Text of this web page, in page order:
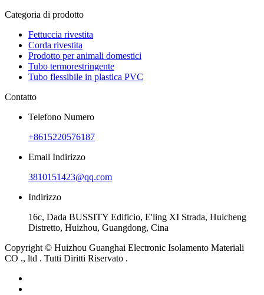
Categoria di prodotto
Fettuccia rivestita
Corda rivestita
Prodotto per animali domestici
Tubo termorestringente
Tubo flessibile in plastica PVC
Contatto
Telefono Numero
+8615220576187
Email Indirizzo
3810151423@qq.com
Indirizzo
16c, Dada BUSSITY Edificio, E'ling XI Strada, Huicheng
Distretto, Huizhou, Guangdong, Cina
Copyright © Huizhou Guanghai Electronic Isolamento Materiali
CO ., ltd . Tutti Diritti Riservato .